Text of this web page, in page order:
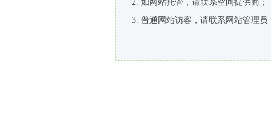
如网站托管，请联系空间提供商；
普通网站访客，请联系网站管理员